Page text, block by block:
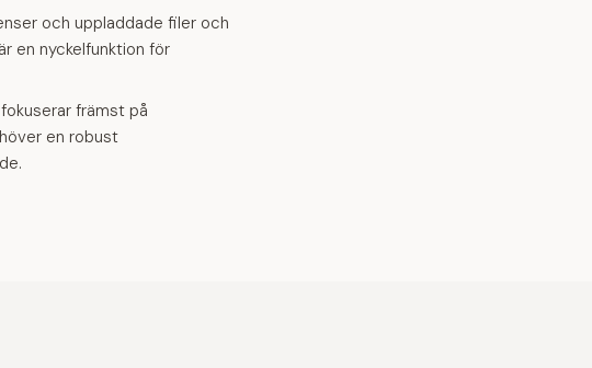
och uppladdade filer och
en nyckelfunktion för
främst på
en robust